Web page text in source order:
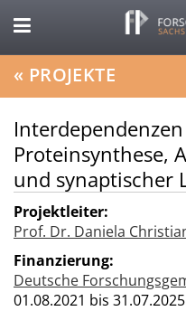
« PROJEKTE
Proteinsynthese,
und synaptischer
Projektleiter:
Prof. Dr. Daniela
Finanzierung:
Deutsche
01.08.2021 bis 31.07.2025